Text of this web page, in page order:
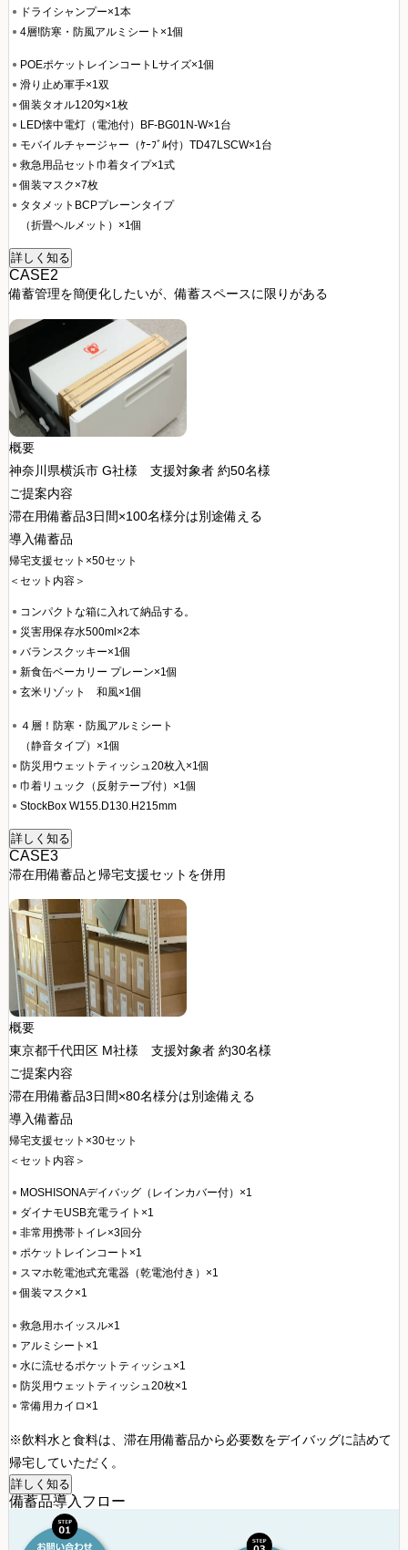
ドライシャンプー×1本
4層!防寒・防風アルミシート×1個
POEポケットレインコートLサイズ×1個
滑り止め軍手×1双
個装タオル120匁×1枚
LED懐中電灯（電池付）BF-BG01N-W×1台
モバイルチャージャー（ｹｰﾌﾞﾙ付）TD47LSCW×1台
救急用品セット巾着タイプ×1式
個装マスク×7枚
タタメットBCPプレーンタイプ
（折畳ヘルメット）×1個
詳しく知る
CASE2
備蓄管理を簡便化したいが、備蓄スペースに限りがある
概要
神奈川県横浜市 G社様 支援対象者 約50名様
ご提案内容
滞在用備蓄品3日間×100名様分は別途備える
導入備蓄品
帰宅支援セット×50セット
＜セット内容＞
コンパクトな箱に入れて納品する。
災害用保存水500ml×2本
バランスクッキー×1個
新食缶ベーカリー プレーン×1個
玄米リゾット 和風×1個
４層！防寒・防風アルミシート
（静音タイプ）×1個
防災用ウェットティッシュ20枚入×1個
巾着リュック（反射テープ付）×1個
StockBox W155.D130.H215mm
詳しく知る
CASE3
滞在用備蓄品と帰宅支援セットを併用
概要
東京都千代田区 M社様 支援対象者 約30名様
ご提案内容
滞在用備蓄品3日間×80名様分は別途備える
導入備蓄品
帰宅支援セット×30セット
＜セット内容＞
MOSHISONAデイバッグ（レインカバー付）×1
ダイナモUSB充電ライト×1
非常用携帯トイレ×3回分
ポケットレインコート×1
スマホ乾電池式充電器（乾電池付き）×1
個装マスク×1
救急用ホイッスル×1
アルミシート×1
水に流せるポケットティッシュ×1
防災用ウェットティッシュ20枚×1
常備用カイロ×1
※飲料水と食料は、滞在用備蓄品から必要数をデイバッグに詰めて
帰宅していただく。
詳しく知る
備蓄品導入フロー